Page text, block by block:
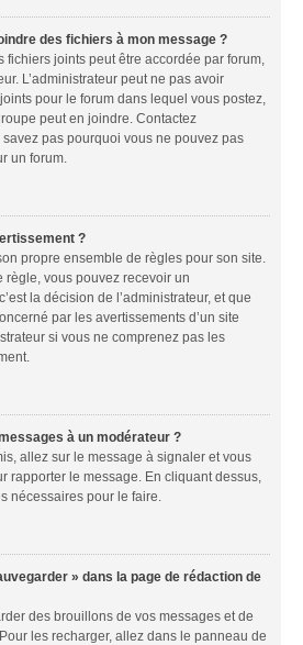
des fichiers à mon message ?
fichiers joints peut être accordée par forum,
L’administrateur peut ne pas avoir
pour le forum dans lequel vous postez,
peut en joindre. Contactez
savez pas pourquoi vous ne pouvez pas
un forum.
?
propre ensemble de règles pour son site.
règle, vous pouvez recevoir un
la décision de l’administrateur, et que
par les avertissements d’un site
si vous ne comprenez pas les
à un modérateur ?
allez sur le message à signaler et vous
rapporter le message. En cliquant dessus,
nécessaires pour le faire.
» dans la page de rédaction de
des brouillons de vos messages et de
les recharger, allez dans le panneau de